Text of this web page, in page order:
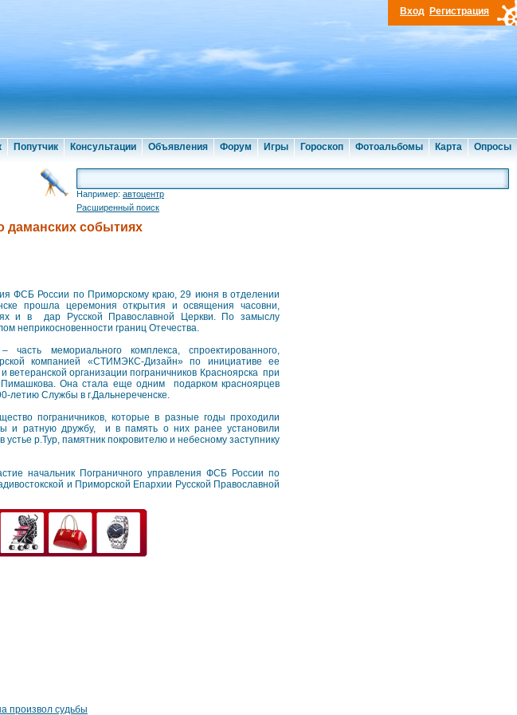
Попутчик Консультации Объявления Форум Игры Гороскоп Фотоальбомы Карта Опросы
Вход Регистрация
Например: автоцентр
Расширенный поиск
даманских событиях
ФСБ России по Приморскому краю, 29 июня в отделении
прошла церемония открытия и освящения часовни,
и в дар Русской Православной Церкви. По замыслу
неприкосновенности границ Отечества.
мемориального комплекса, спроектированного,
компанией «СТИМЭКС-Дизайн» по инициативе ее
организации пограничников Красноярска при
Она стала еще одним подарком красноярцев
летию Службы в г.Дальнереченске.
пограничников, которые в разные годы проходили
и ратную дружбу, и в память о них ранее установили
р.Тур, памятник покровителю и небесному заступнику
начальник Пограничного управления ФСБ России по
и Приморской Епархии Русской Православной
произвол судьбы